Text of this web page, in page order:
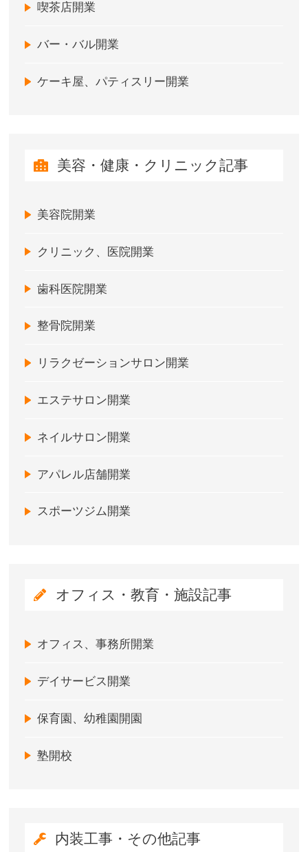
喫茶店開業
バー・バル開業
ケーキ屋、パティスリー開業
美容・健康・クリニック記事
美容院開業
クリニック、医院開業
歯科医院開業
整骨院開業
リラクゼーションサロン開業
エステサロン開業
ネイルサロン開業
アパレル店舗開業
スポーツジム開業
オフィス・教育・施設記事
オフィス、事務所開業
デイサービス開業
保育園、幼稚園開園
塾開校
内装工事・その他記事